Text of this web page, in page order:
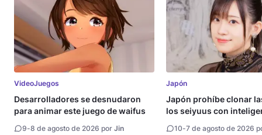
VideoJuegos
Desarrolladores se desnudaron
para animar este juego de waifus
9-8 de agosto de 2026 por Jin
Japón
Japón prohíbe clonar
los seiyuus con
10-7 de agosto de 2026